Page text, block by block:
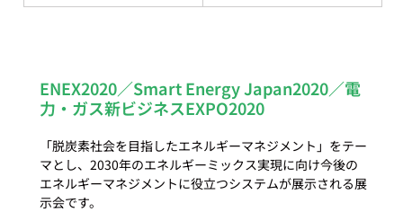
ENEX2020／Smart Energy Japan2020／電
力・ガス新ビジネスEXPO2020
「脱炭素社会を目指したエネルギーマネジメント」をテー
マとし、2030年のエネルギーミックス実現に向け今後の
エネルギーマネジメントに役立つシステムが展示される展
示会です。